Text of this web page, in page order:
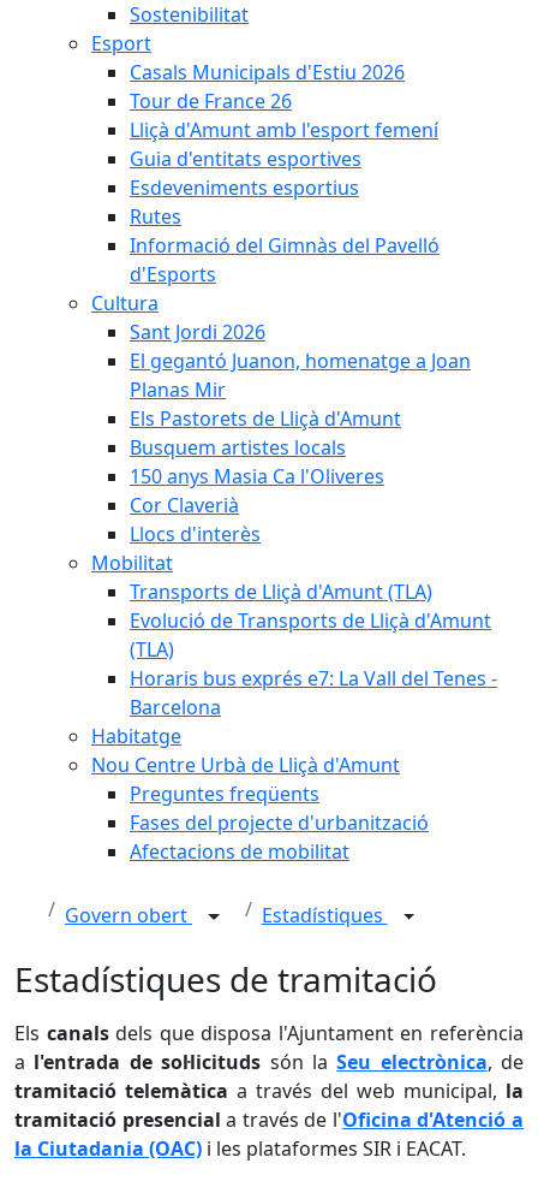
Sostenibilitat
Esport
Casals Municipals d'Estiu 2026
Tour de France 26
Lliçà d'Amunt amb l'esport femení
Guia d'entitats esportives
Esdeveniments esportius
Rutes
Informació del Gimnàs del Pavelló
d'Esports
Cultura
Sant Jordi 2026
El gegantó Juanon, homenatge a Joan
Planas Mir
Els Pastorets de Lliçà d'Amunt
Busquem artistes locals
150 anys Masia Ca l'Oliveres
Cor Claverià
Llocs d'interès
Mobilitat
Transports de Lliçà d'Amunt (TLA)
Evolució de Transports de Lliçà d'Amunt
(TLA)
Horaris bus exprés e7: La Vall del Tenes -
Barcelona
Habitatge
Nou Centre Urbà de Lliçà d'Amunt
Preguntes freqüents
Fases del projecte d'urbanització
Afectacions de mobilitat
Govern obert Estadístiques
Estadístiques de tramitació
Els canalsdels que disposa l'Ajuntament en referència
a l'entrada de sol·licituds són laSeu electrònica, de
tramitació telemàtica a través del web municipal, la
tramitació presencial a través de l'Oficina d'Atenció a
la Ciutadania (OAC) i les plataformes SIR i EACAT.